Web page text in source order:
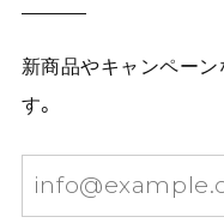
新商品やキャンペー
す。